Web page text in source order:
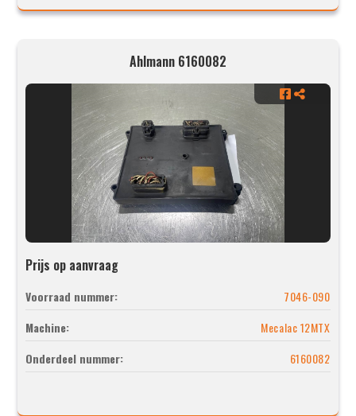
Ahlmann 6160082
Prijs op aanvraag
Voorraad nummer:
7046-090
Machine:
Mecalac 12MTX
Onderdeel nummer:
6160082